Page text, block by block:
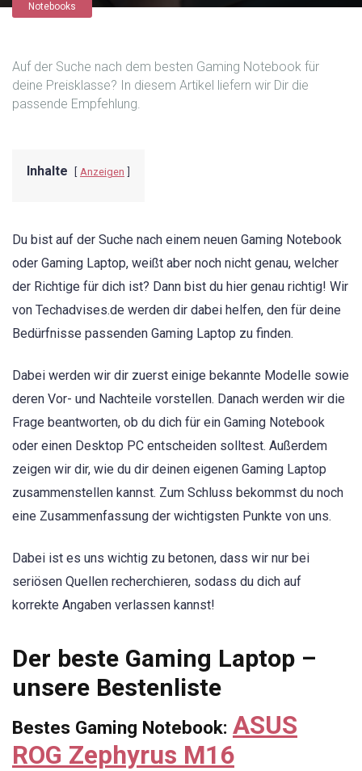
Notebooks
Auf der Suche nach dem besten Gaming Notebook für
deine Preisklasse? In diesem Artikel liefern wir Dir die
passende Empfehlung.
Inhalte Anzeigen
Du bist auf der Suche nach einem neuen Gaming Notebook
oder Gaming Laptop, weißt aber noch nicht genau, welcher
der Richtige für dich ist? Dann bist du hier genau richtig! Wir
von Techadvises.de werden dir dabei helfen, den für deine
Bedürfnisse passenden Gaming Laptop zu finden.
Dabei werden wir dir zuerst einige bekannte Modelle sowie
deren Vor- und Nachteile vorstellen. Danach werden wir die
Frage beantworten, ob du dich für ein Gaming Notebook
oder einen Desktop PC entscheiden solltest. Außerdem
zeigen wir dir, wie du dir deinen eigenen Gaming Laptop
zusammenstellen kannst. Zum Schluss bekommst du noch
eine Zusammenfassung der wichtigsten Punkte von uns.
Dabei ist es uns wichtig zu betonen, dass wir nur bei
seriösen Quellen recherchieren, sodass du dich auf
korrekte Angaben verlassen kannst!
Der beste Gaming Laptop –
unsere Bestenliste
Bestes Gaming Notebook: ASUS
ROG Zephyrus M16